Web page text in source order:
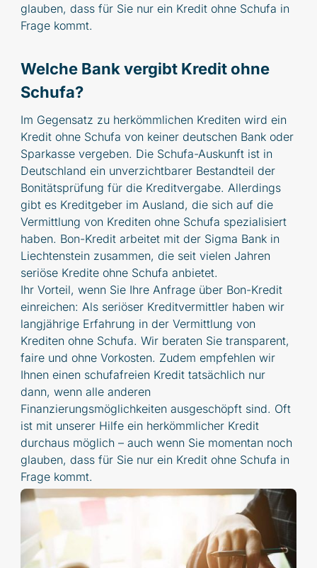
glauben, dass für Sie nur ein Kredit ohne Schufa in
Frage kommt.
Welche Bank vergibt Kredit ohne
Schufa?
Im Gegensatz zu herkömmlichen Krediten wird ein
Kredit ohne Schufa von keiner deutschen Bank oder
Sparkasse vergeben. Die Schufa-Auskunft ist in
Deutschland ein unverzichtbarer Bestandteil der
Bonitätsprüfung für die Kreditvergabe. Allerdings
gibt es Kreditgeber im Ausland, die sich auf die
Vermittlung von Krediten ohne Schufa spezialisiert
haben. Bon-Kredit arbeitet mit der Sigma Bank in
Liechtenstein zusammen, die seit vielen Jahren
seriöse Kredite ohne Schufa anbietet.
Ihr Vorteil, wenn Sie Ihre Anfrage über Bon-Kredit
einreichen: Als seriöser Kreditvermittler haben wir
langjährige Erfahrung in der Vermittlung von
Krediten ohne Schufa. Wir beraten Sie transparent,
faire und ohne Vorkosten. Zudem empfehlen wir
Ihnen einen schufafreien Kredit tatsächlich nur
dann, wenn alle anderen
Finanzierungsmöglichkeiten ausgeschöpft sind. Oft
ist mit unserer Hilfe ein herkömmlicher Kredit
durchaus möglich – auch wenn Sie momentan noch
glauben, dass für Sie nur ein Kredit ohne Schufa in
Frage kommt.